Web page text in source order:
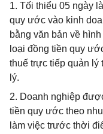
1. Tối thiểu 05 ngày
quy ước vào kinh
bằng văn bản về
loại đồng tiền quy
thuế trực tiếp quản lý
lý.
2. Doanh nghiệp
tiền quy ước theo
làm việc trước thời